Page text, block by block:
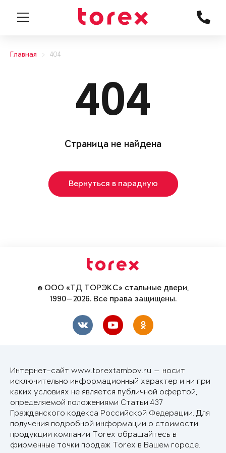
Главная 404
404
Страница не найдена
Вернуться в парадную
© ООО «ТД ТОРЭКС» стальные двери,
1990—2026. Все права защищены.
Интернет-сайт www.torextambov.ru — носит
исключительно информационный характер и ни при
каких условиях не является публичной офертой,
определяемой положениями Статьи 437
Гражданского кодекса Российской Федерации. Для
получения подробной информации о стоимости
продукции компании Torex обращайтесь в
фирменные точки продаж Torex в Вашем городе.